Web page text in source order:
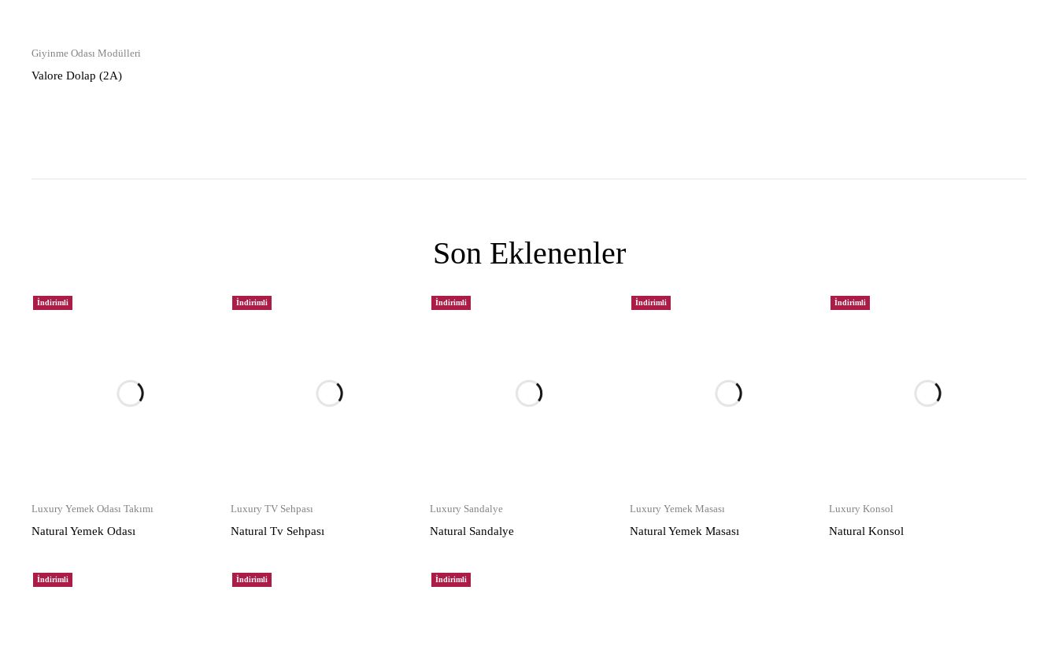
Giyinme Odası Modülleri
Valore Dolap (2A)
Son Eklenenler
İndirimli
Luxury Yemek Odası Takımı
Natural Yemek Odası
İndirimli
Luxury TV Sehpası
Natural Tv Sehpası
İndirimli
Luxury Sandalye
Natural Sandalye
İndirimli
Luxury Yemek Masası
Natural Yemek Masası
İndirimli
Luxury Konsol
Natural Konsol
İndirimli İndirimli İndirimli